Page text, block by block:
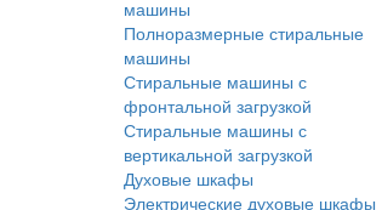
машины
Полноразмерные стиральные
машины
Стиральные машины с
фронтальной загрузкой
Стиральные машины с
вертикальной загрузкой
Духовые шкафы
Электрические духовые шкафы